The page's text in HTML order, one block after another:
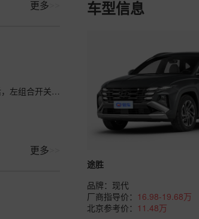
更多
🔻奇怪的操作逻辑 🔻方向盘上的近光灯开关打开后，左组合开关后拉是闪远光（不锁
更多
车型信息
途胜
品牌： 现代
厂商指导价： 16.98-19.68万
北京参考价： 11.48万